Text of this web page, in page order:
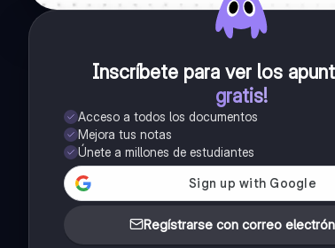
Inscríbete para ver los
gratis!
Acceso a todos los documentos
Mejora tus notas
Únete a millones de estudiantes
Regístrarse con correo